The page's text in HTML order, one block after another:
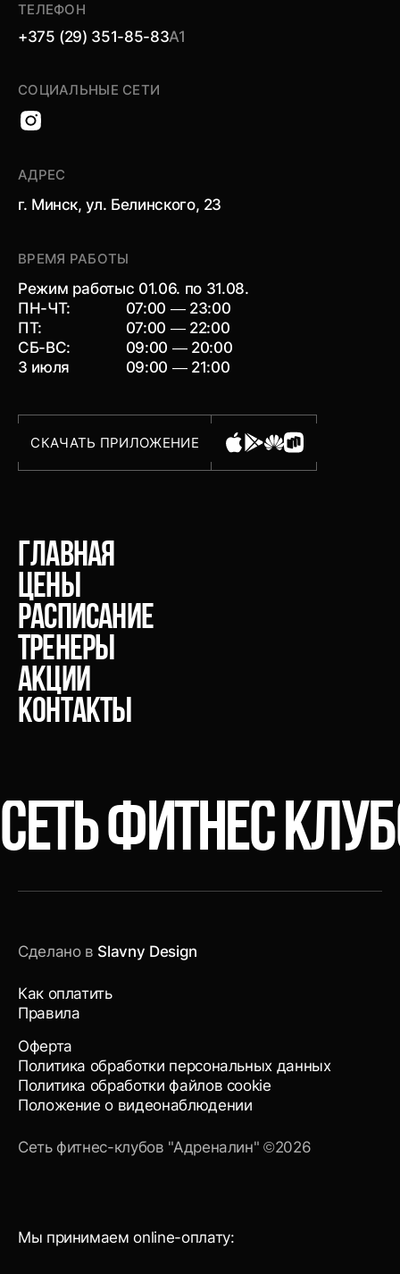
ТЕЛЕФОН
+375 (29) 351-85-83А1
СОЦИАЛЬНЫЕ СЕТИ
АДРЕС
г. Минск, ул. Белинского, 23
ВРЕМЯ РАБОТЫ
Режим работы
ПН-ЧТ:
ПТ:
СБ-ВС:
3 июля
с 01.06. по 31.08.
07:00 — 23:00
07:00 — 22:00
09:00 — 20:00
09:00 — 21:00
СКАЧАТЬ ПРИЛОЖЕНИЕ
главная
Цены
расписание
тренеры
акции
Контакты
СЕТЬ ФИТНЕС
Мы принимаем online-оплату:
Сделано в Slavny Design
Как оплатить
Правила
Оферта
Политика обработки персональных данных
Политика обработки файлов cookie
Положение о видеонаблюдении
Сеть фитнес-клубов "Адреналин" ©2026